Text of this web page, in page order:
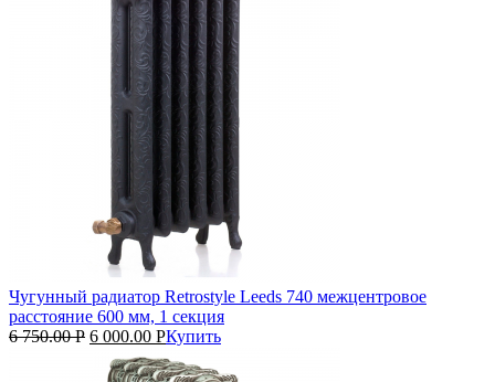
Чугунный радиатор Retrostyle Leeds 740 межцентровое
расстояние 600 мм, 1 секция
6 750.00Р 6 000.00 РКупить